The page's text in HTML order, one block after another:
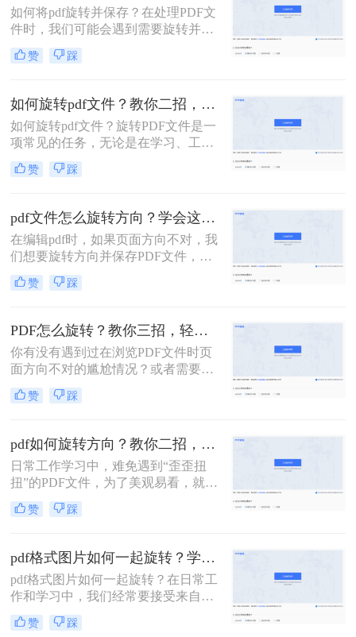
如何将pdf旋转并保存？​在处理PDF文
件时，我们可能会遇到需要旋转并保
存的情况。下面我们将介绍几种方
法，帮助您轻松地旋转PDF文件并保
赞 踩
如何旋转pdf文件？教你二招，轻松旋转PDF！
如何旋转pdf文件？旋转PDF文件是一
项常见的任务，无论是在学习、工作
还是生活中，都可能会遇到需要旋转
PDF的情况。下面我们将介绍几种方
赞 踩
pdf文件怎么旋转方向？学会这二种方法就够了！
在编辑pdf时，如果页面方向不对，我
们想要旋转方向并保存PDF文件，要
怎么操作呢？小编今天就为您介绍pdf
文件怎么旋转方向方法，赶紧看起来
赞 踩
PDF怎么旋转？教你三招，轻松旋转PDF!
你有没有遇到过在浏览PDF文件时页
面方向不对的尴尬情况？或者需要将
PDF文件旋转到横向或竖向查看的情
况？这时候，PDF旋转功能就十分必
为大家分享几种简单易行的方法。
赞 踩
pdf如何旋转方向？教你二招，轻松实现pdf翻转自由！
日常工作学习中，难免遇到“歪歪扭
扭”的PDF文件，为了美观易看，就需
要对文档进行旋转操作了。下面针对
旋转固定角度和任意角度两种来分享
记得点个赞。
赞 踩
pdf格式图片如何一起旋转？学会这二种方法就够了！
pdf格式图片如何一起旋转？在日常工
作和学习中，我们经常要接受来自同
事、领导、同学、老师等不同人员发
来的PDF文件，有时由于操作不当，
赞 踩